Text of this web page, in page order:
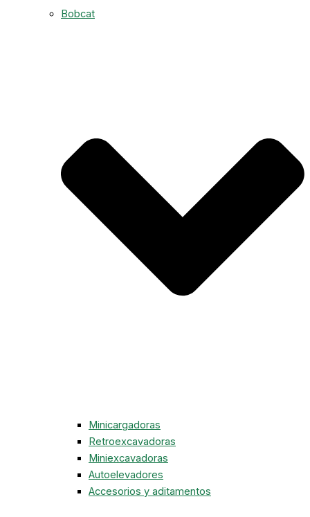
Bobcat
Minicargadoras
Retroexcavadoras
Miniexcavadoras
Autoelevadores
Accesorios y aditamentos